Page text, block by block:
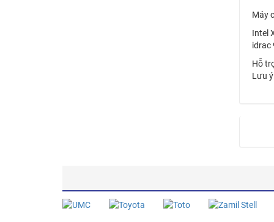
Máy
Intel
idrac
Hỗ
Lưu